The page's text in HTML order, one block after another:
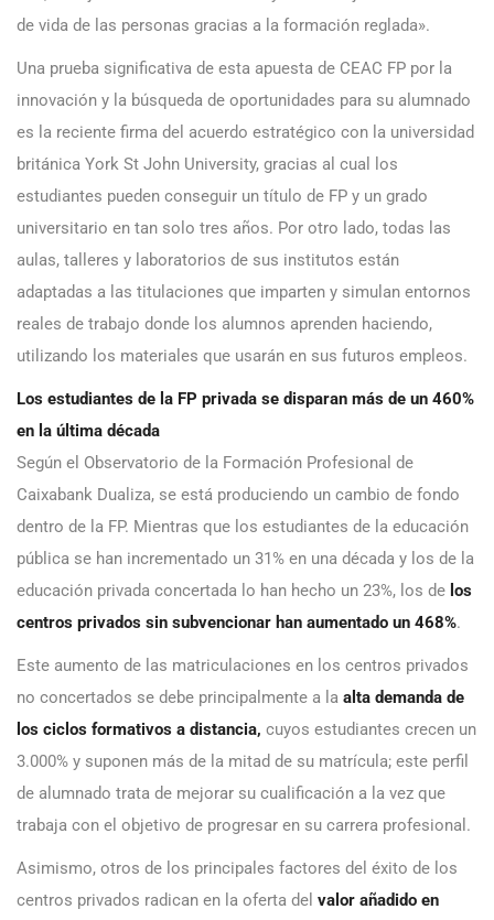
de vida de las personas gracias a la formación reglada».
Una prueba significativa de esta apuesta de CEAC FP por la
innovación y la búsqueda de oportunidades para su alumnado
es la reciente firma del acuerdo estratégico con la universidad
británica York St John University, gracias al cual los
estudiantes pueden conseguir un título de FP y un grado
universitario en tan solo tres años. Por otro lado, todas las
aulas, talleres y laboratorios de sus institutos están
adaptadas a las titulaciones que imparten y simulan entornos
reales de trabajo donde los alumnos aprenden haciendo,
utilizando los materiales que usarán en sus futuros empleos.
Los estudiantes de la FP privada se disparan más de un 460%
en la última década
Según el Observatorio de la Formación Profesional de
Caixabank Dualiza, se está produciendo un cambio de fondo
dentro de la FP. Mientras que los estudiantes de la educación
pública se han incrementado un 31% en una década y los de la
educación privada concertada lo han hecho un 23%, los de los
centros privados sin subvencionar han aumentado un 468%.
Este aumento de las matriculaciones en los centros privados
no concertados se debe principalmente a la alta demanda de
los ciclos formativos a distancia, cuyos estudiantes crecen un
3.000% y suponen más de la mitad de su matrícula; este perfil
de alumnado trata de mejorar su cualificación a la vez que
trabaja con el objetivo de progresar en su carrera profesional.
Asimismo, otros de los principales factores del éxito de los
centros privados radican en la oferta del valor añadido en